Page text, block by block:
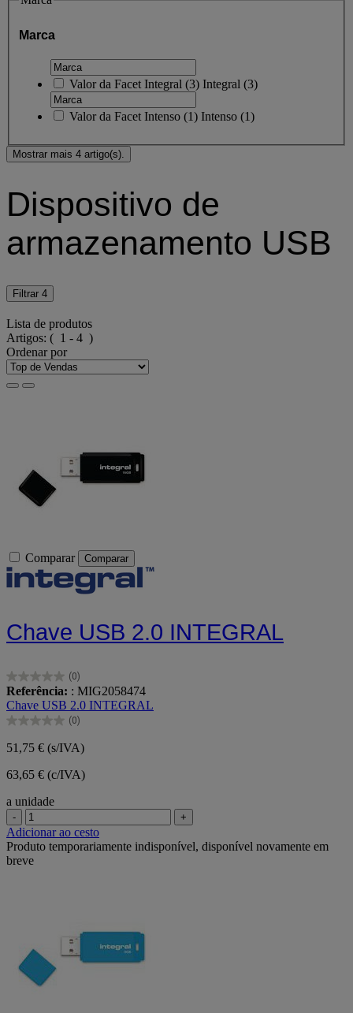
Marca
Valor da Facet Integral (3) Integral (3)
Valor da Facet Intenso (1) Intenso (1)
Mostrar mais 4 artigo(s).
Dispositivo de
armazenamento USB
Filtrar 4
Lista de produtos
Artigos: ( 1 - 4 )
Ordenar por
Comparar Comparar
Chave USB 2.0 INTEGRAL
(0)
0.0
em
5
estrelas.
Referência: : MIG2058474
Chave USB 2.0 INTEGRAL
(0)
0.0
em
5
estrelas.
51,75 € (s/IVA)
63,65 € (c/IVA)
a unidade
- +
Adicionar ao cesto
Produto temporariamente indisponível, disponível novamente em
breve